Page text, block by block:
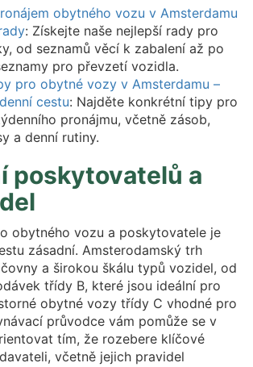
obytného vozu v Amsterdamu
: Získejte naše nejlepší rady pro
od seznamů věcí k zabalení až po
pro převzetí vozidla.
pro obytné vozy v Amsterdamu –
cestu: Najděte konkrétní tipy pro
pronájmu, včetně zásob,
a denní rutiny.
poskytovatelů a
obytného vozu a poskytovatele je
zásadní. Amsterodamský trh
a širokou škálu typů vozidel, od
třídy B, které jsou ideální pro
obytné vozy třídy C vhodné pro
průvodce vám pomůže se v
tím, že rozebere klíčové
včetně jejich pravidel